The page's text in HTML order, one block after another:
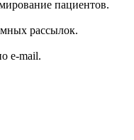
пациентов.
рассылок.
e-mail.